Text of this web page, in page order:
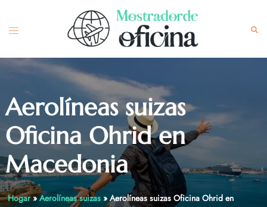
content
Toggle
Aerolíneas suizas
Oficina Ohrid en
Macedonia
Hogar»Aerolíneas suizas» Aerolíneas suizas Oficina Ohrid en